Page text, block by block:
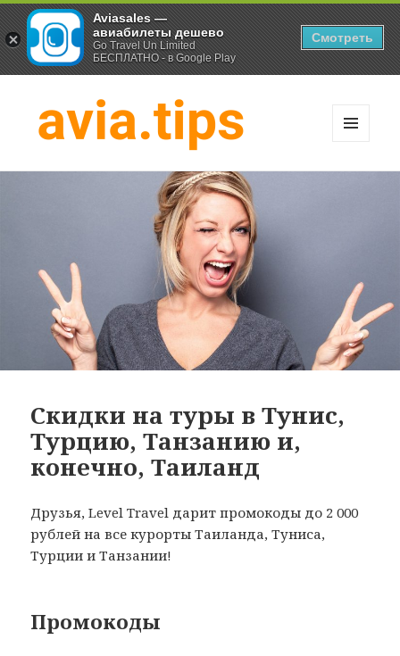
Хитрости экономных
путешественников
Скидки на туры в Тунис,
Турцию, Танзанию и,
конечно, Таиланд
Друзья, Level Travel дарит промокоды до 2 000
рублей на все курорты Таиланда, Туниса,
Турции и Танзании!
Промокоды
Aviasales —
авиабилеты дешево
Go Travel Un Limited
БЕСПЛАТНО - в Google Play
Смотреть